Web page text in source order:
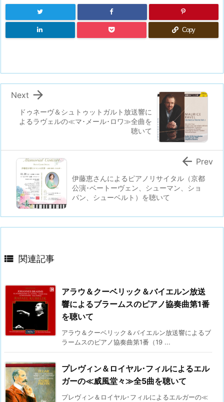
Copy
ドゥネーヴ＆シュトゥットガルト放送響に
よるラヴェルの≪マ･メール･ロワ≫全曲を
聴いて

Next
伊藤恵さんによるピアノリサイタル（京都
公演･ベートーヴェン、シューマン、ショ
パン、シューベルト）を聴いて
 Prev
 関連記事
アラウ＆クーベリック＆バイエルン放送
響によるブラームスのピアノ協奏曲第1番
を聴いて
アラウ＆クーベリック＆バイエルン放送響によるブ
ラームスのピアノ協奏曲第1番（19 ...
プレヴィン＆ロイヤル･フィルによるエル
ガーの≪威風堂々≫全5曲を聴いて
プレヴィン＆ロイヤル･フィルによるエルガーの≪